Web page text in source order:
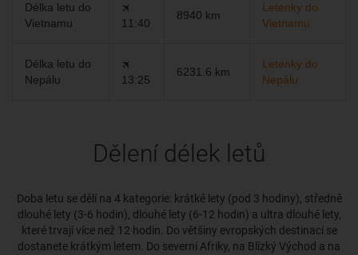
Délka letu do
Vietnamu
🛪
11:40
8940 km
Letenky do
Vietnamu
Délka letu do
Nepálu
🛪
13:25
6231.6 km
Letenky do
Nepálu
Dělení délek letů
Doba letu se dělí na 4 kategorie: krátké lety (pod 3 hodiny), středně
dlouhé lety (3-6 hodin), dlouhé lety (6-12 hodin) a ultra dlouhé lety,
které trvají více než 12 hodin. Do většiny evropských destinací se
dostanete krátkým letem. Do severní Afriky, na Blízký Východ a na